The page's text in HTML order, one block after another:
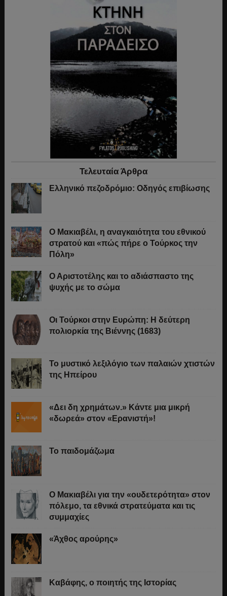
Τελευταία Άρθρα
Ελληνικό πεζοδρόμιο: Οδηγός επιβίωσης
Ο Μακιαβέλι, η αναγκαιότητα του εθνικού
στρατού και «πώς πήρε ο Τούρκος την
Πόλη»
Ο Αριστοτέλης και το αδιάσπαστο της
ψυχής με το σώμα
Οι Τούρκοι στην Ευρώπη: Η δεύτερη
πολιορκία της Βιέννης (1683)
Το μυστικό λεξιλόγιο των παλαιών χτιστών
της Ηπείρου
«Δει δη χρημάτων.» Κάντε μια μικρή
«δωρεά» στον «Ερανιστή»!
Το παιδομάζωμα
O Μακιαβέλι για την «ουδετερότητα» στον
πόλεμο, τα εθνικά στρατεύματα και τις
συμμαχίες
«Άχθος αρούρης»
Καβάφης, ο ποιητής της Ιστορίας